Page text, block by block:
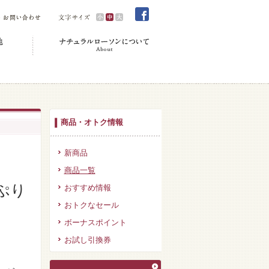
り
商品・オトク情報
新商品
商品一覧
おすすめ情報
おトクなセール
ボーナスポイント
お試し引換券